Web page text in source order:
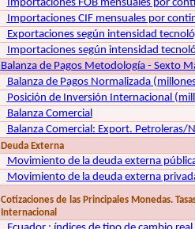
Importaciones FOB mensuales por
Importaciones CIF mensuales por
Exportaciones según intensidad
Importaciones según intensidad
Balanza de Pagos Metodología - Sexto
Balanza de Pagos Normalizada
Posición de Inversión Internacional
Balanza Comercial
Balanza Comercial: Export.
Deuda Externa
Movimiento de la deuda externa
Movimiento de la deuda externa
Cotizaciones de las Principales Monedas.
Internacional